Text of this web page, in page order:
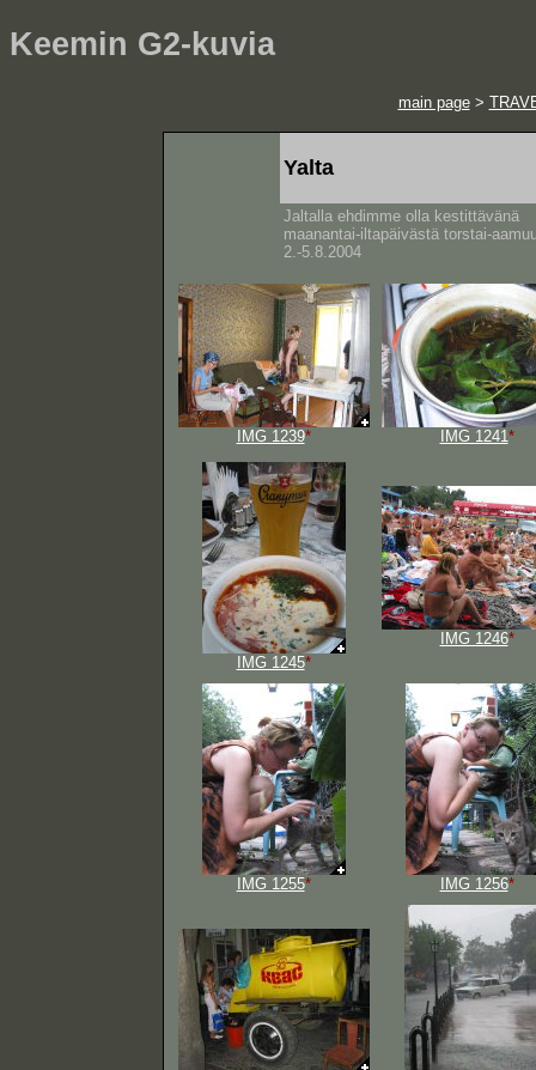
Keemin G2-kuvia
main page>
Yalta
Jaltalla ehdimme olla kestittävänä
maanantai-iltapäivästä torstai-
2.-5.8.2004
IMG 1239* IMG 1241 *
IMG 1245*
IMG 1246*
IMG 1255* IMG 1256*